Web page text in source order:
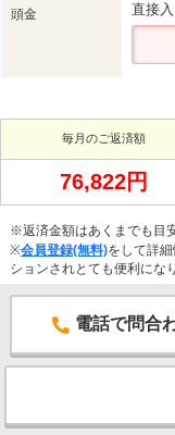
頭金 直接
毎月のご返済額
76,822円
※返済金額はあくまでも目
※会員登録(無料)をして詳
ションされとても便利にな
電話で問合